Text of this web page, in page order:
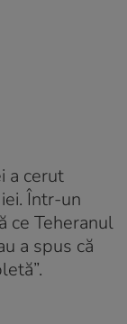
a cerut
Într-un
ce Teheranul
a spus că